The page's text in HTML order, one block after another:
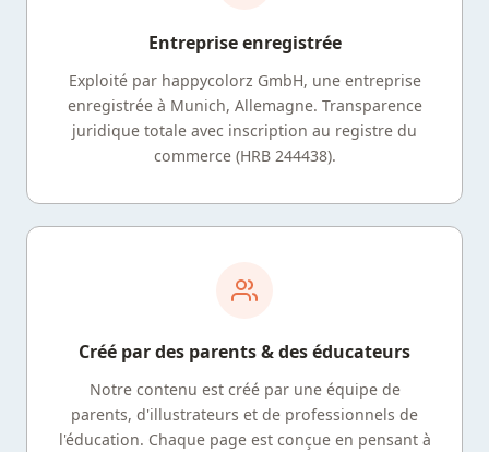
Entreprise enregistrée
Exploité par happycolorz GmbH, une entreprise
enregistrée à Munich, Allemagne. Transparence
juridique totale avec inscription au registre du
commerce (HRB 244438).
Créé par des parents & des éducateurs
Notre contenu est créé par une équipe de
parents, d'illustrateurs et de professionnels de
l'éducation. Chaque page est conçue en pensant à